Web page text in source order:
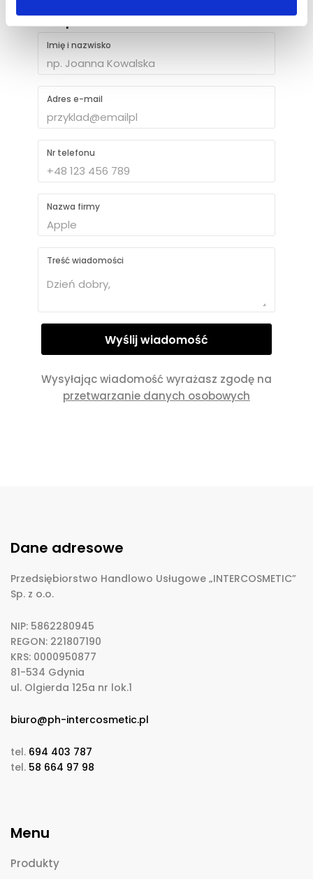
Napisz do nas
Imię i nazwisko
Adres e-mail
Nr telefonu
Nazwa firmy
Treść wiadomości
Wysyłając wiadomość wyrażasz zgodę na
przetwarzanie danych osobowych
Dane adresowe
Przedsiębiorstwo Handlowo Usługowe „INTERCOSMETIC”
Sp. z o.o.
NIP: 5862280945
REGON: 221807190
KRS: 0000950877
81-534 Gdynia
ul. Olgierda 125a nr lok.1
biuro@ph-intercosmetic.pl
tel. 694 403 787
tel. 58 664 97 98
Menu
Produkty